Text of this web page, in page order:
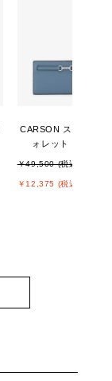
CARSON スナップ ウ
ォレット ラージ
￥49,500 (税込)
￥12,375 (税込)